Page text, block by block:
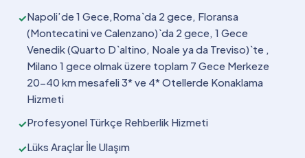
✓Napoli’de 1 Gece,Roma`da 2 gece, Floransa
(Montecatini ve Calenzano)`da 2 gece, 1 Gece
Venedik (Quarto D`altino, Noale ya da Treviso)`te ,
Milano 1 gece olmak üzere toplam 7 Gece Merkeze
20-40 km mesafeli 3* ve 4* Otellerde Konaklama
Hizmeti
✓Profesyonel Türkçe Rehberlik Hizmeti
✓Lüks Araçlar İle Ulaşım